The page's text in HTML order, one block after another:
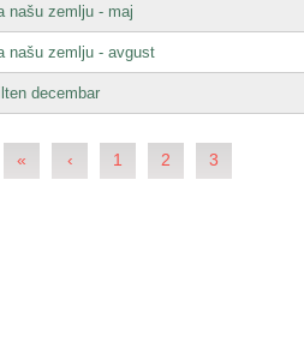
našu zemlju - maj
našu zemlju - avgust
decembar
« ‹ 1 2 3